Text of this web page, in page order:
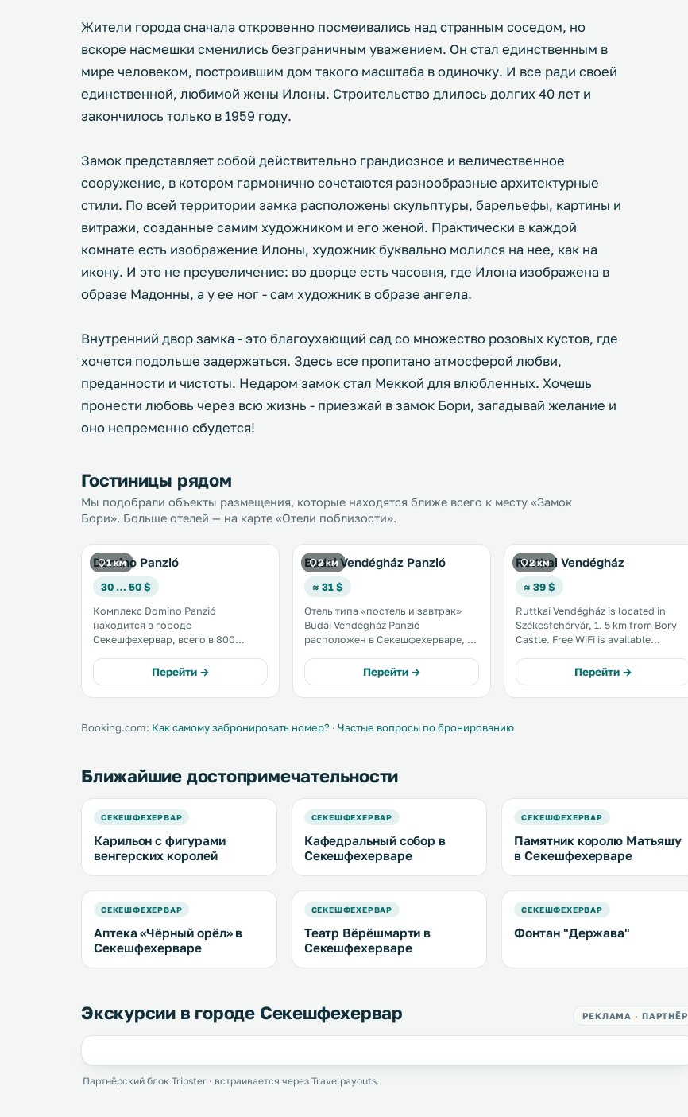
Жители города сначала откровенно посмеивались над странным соседом, но
вскоре насмешки сменились безграничным уважением. Он стал единственным в
мире человеком, построившим дом такого масштаба в одиночку. И все ради своей
единственной, любимой жены Илоны. Строительство длилось долгих 40 лет и
закончилось только в 1959 году.
Замок представляет собой действительно грандиозное и величественное
сооружение, в котором гармонично сочетаются разнообразные архитектурные
стили. По всей территории замка расположены скульптуры, барельефы, картины и
витражи, созданные самим художником и его женой. Практически в каждой
комнате есть изображение Илоны, художник буквально молился на нее, как на
икону. И это не преувеличение: во дворце есть часовня, где Илона изображена в
образе Мадонны, а у ее ног - сам художник в образе ангела.
Внутренний двор замка - это благоухающий сад со множество розовых кустов, где
хочется подольше задержаться. Здесь все пропитано атмосферой любви,
преданности и чистоты. Недаром замок стал Меккой для влюбленных. Хочешь
пронести любовь через всю жизнь - приезжай в замок Бори, загадывай желание и
оно непременно сбудется!
Гостиницы рядом
Мы подобрали объекты размещения, которые находятся ближе всего к месту «Замок
Бори». Больше отелей — на карте «Отели поблизости».
1 км
Domino Panzió
30 … 50 $
Комплекс Domino Panzió
находится в городе
Секешфехервар, всего в 800
гостей бесплатный Wi-Fi и
бесплатная парковка. Во всех
номерах с кабельным
уголок, а также выход на общую
Перейти →
2 км
Budai Vendégház Panzió
≈ 31 $
Отель типа «постель и завтрак»
Budai Vendégház Panzió
расположен в Секешфехерваре, в
удобств бесплатный Wi-Fi и
принадлежности для барбекю. На
территории обустроена
Перейти →
2 км
Ruttkai Vendégház
≈ 39 $
Ruttkai Vendégház is located in
Székesfehérvár, 1. 5 km from Bory
Castle. Free WiFi is available
private parking is available on site. .
Перейти →
Booking.com: Как самому забронировать номер? · Частые вопросы по бронированию
Ближайшие достопримечательности
СЕКЕШФЕХЕРВАР
Карильон с фигурами
венгерских королей
СЕКЕШФЕХЕРВАР
Кафедральный собор в
Секешфехерваре
СЕКЕШФЕХЕРВАР
Памятник королю Матьяшу
в Секешфехерваре
СЕКЕШФЕХЕРВАР
Аптека «Чёрный орёл» в
Секешфехерваре
СЕКЕШФЕХЕРВАР
Театр Вёрёшмарти в
Секешфехерваре
СЕКЕШФЕХЕРВАР
Фонтан "Держава"
Экскурсии в городе Секешфехервар РЕКЛАМА · ПАРТНЁР
Партнёрский блок Tripster · встраивается через Travelpayouts.